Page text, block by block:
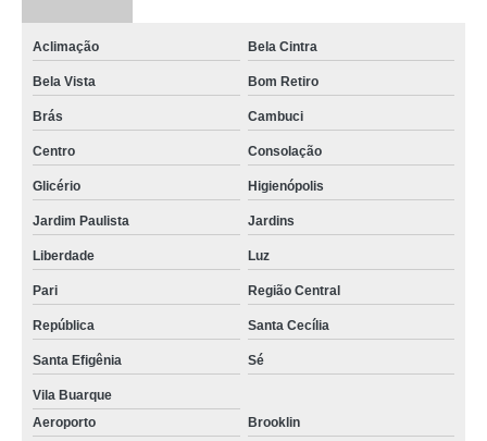
Aclimação Bela Cintra
Bela Vista Bom Retiro
Brás Cambuci
Centro Consolação
Glicério Higienópolis
Jardim Paulista Jardins
Liberdade Luz
Pari Região Central
República Santa Cecília
Santa Efigênia Sé
Vila Buarque
Aeroporto
Brooklin